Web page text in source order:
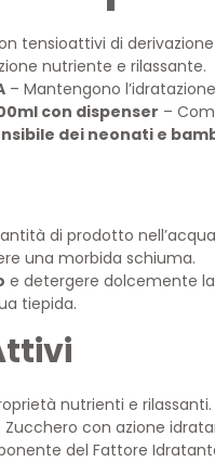
tensioattivi di
nutriente e rilassante.
– Mantengono
con dispenser –
dei neonati e
di prodotto
una morbida schiuma.
e detergere dolcemente
tiepida.
nutrienti e rilassanti.
Zucchero con azione
del Fattore